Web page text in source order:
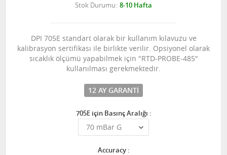
Stok Durumu 8-10 Hafta
DPI 705E standart olarak bir kullanım kılavuzu ve
kalibrasyon sertifikası ile birlikte verilir. Opsiyonel olarak
sıcaklık ölçümü yapabilmek için "RTD-PROBE-485"
kullanılması gerekmektedir.
12 AY GARANTI
705E için Basınç Aralığı :
Accuracy :